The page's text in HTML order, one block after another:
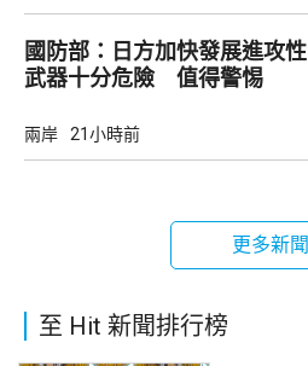
國防部：日方加快發展進攻性
武器十分危險 值得警惕
兩岸 21小時前
更多新聞
至 Hit 新聞排行榜